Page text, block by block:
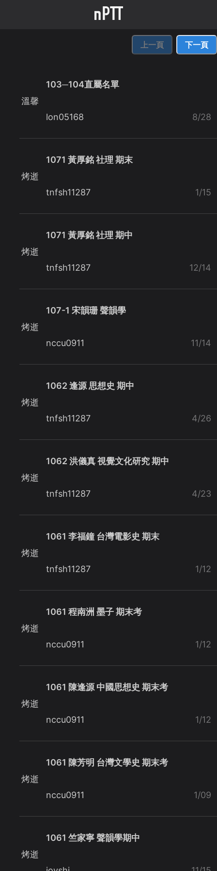
上一頁 下一頁
溫馨
103─104直屬名單
lon05168 8/28
烤逝
1071 黃厚銘 社理 期末
tnfsh11287 1/15
烤逝
1071 黃厚銘 社理 期中
tnfsh11287 12/14
烤逝
107-1 宋韻珊 聲韻學
nccu0911 11/14
烤逝
1062 逢源 思想史 期中
tnfsh11287 4/26
烤逝
1062 洪儀真 視覺文化研究 期中
tnfsh11287 4/23
烤逝
1061 李福鐘 台灣電影史 期末
tnfsh11287 1/12
烤逝
1061 程南洲 墨子 期末考
nccu0911 1/12
烤逝
1061 陳逢源 中國思想史 期末考
nccu0911 1/12
烤逝
1061 陳芳明 台灣文學史 期末考
nccu0911 1/09
烤逝
1061 竺家寧 聲韻學期中